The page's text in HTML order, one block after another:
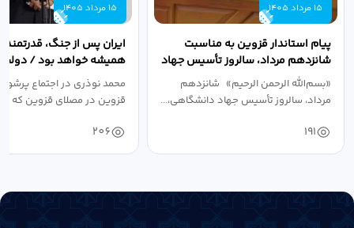
15 مرداد 1405
پیام استاندار قزوین به مناسبت
شانزدهم مرداد، سالروز تأسیس جهاد
دانشگاهی
«بسم‌الله الرحمن الرحیم» شانزدهم
مرداد، سالروز تأسیس جهاد دانشگاهی،...
191
15 مرداد 1405
ایران پس از جنگ،
همیشه خواهد بود / دولت
نبرد اقتصادی،...
محمد نوذری در اجتماع
قزوین در مصلای قزوین که
206